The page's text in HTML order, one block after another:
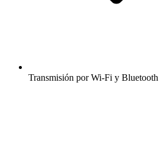
Transmisión por Wi-Fi y Bluetooth